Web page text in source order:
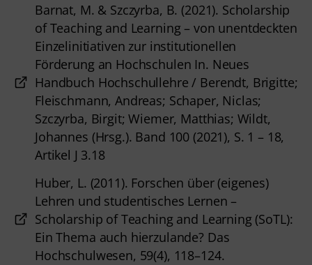
Barnat, M. & Szczyrba, B. (2021). Scholarship
of Teaching and Learning – von unentdeckten
Einzelinitiativen zur institutionellen
Förderung an Hochschulen In. Neues
Handbuch Hochschullehre / Berendt, Brigitte;
Fleischmann, Andreas; Schaper, Niclas;
Szczyrba, Birgit; Wiemer, Matthias; Wildt,
Johannes (Hrsg.). Band 100 (2021), S. 1 – 18,
Artikel J 3.18
Huber, L. (2011). Forschen über (eigenes)
Lehren und studentisches Lernen –
Scholarship of Teaching and Learning (SoTL):
Ein Thema auch hierzulande? Das
Hochschulwesen, 59(4), 118–124.